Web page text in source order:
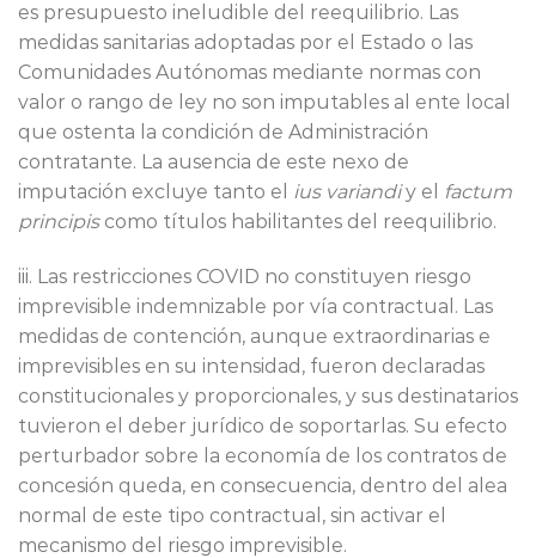
es presupuesto ineludible del reequilibrio. Las
medidas sanitarias adoptadas por el Estado o las
Comunidades Autónomas mediante normas con
valor o rango de ley no son imputables al ente local
que ostenta la condición de Administración
contratante. La ausencia de este nexo de
imputación excluye tanto el ius variandiy el
factum
principiscomo títulos habilitantes del reequilibrio.
iii. Las restricciones COVID no constituyen riesgo
imprevisible indemnizable por vía contractual. Las
medidas de contención, aunque extraordinarias e
imprevisibles en su intensidad, fueron declaradas
constitucionales y proporcionales, y sus destinatarios
tuvieron el deber jurídico de soportarlas. Su efecto
perturbador sobre la economía de los contratos de
concesión queda, en consecuencia, dentro del alea
normal de este tipo contractual, sin activar el
mecanismo del riesgo imprevisible.